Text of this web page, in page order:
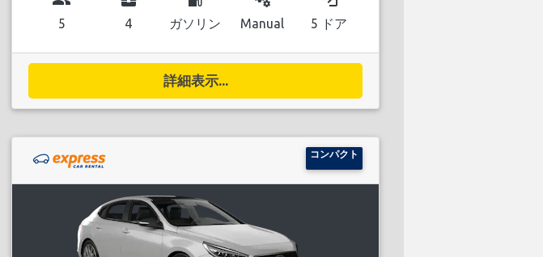
5 4 ガソリン Manual 5 ドア
詳細表示...
コンパクト